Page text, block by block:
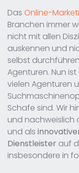
Das Online-
Branchen immer
nicht mit allen
auskennen und
selbst
Agenturen. Nun
vielen Agenturen
Schafe sind. Wir
und nachweislich
und als
Dienstleister auf
insbesondere in